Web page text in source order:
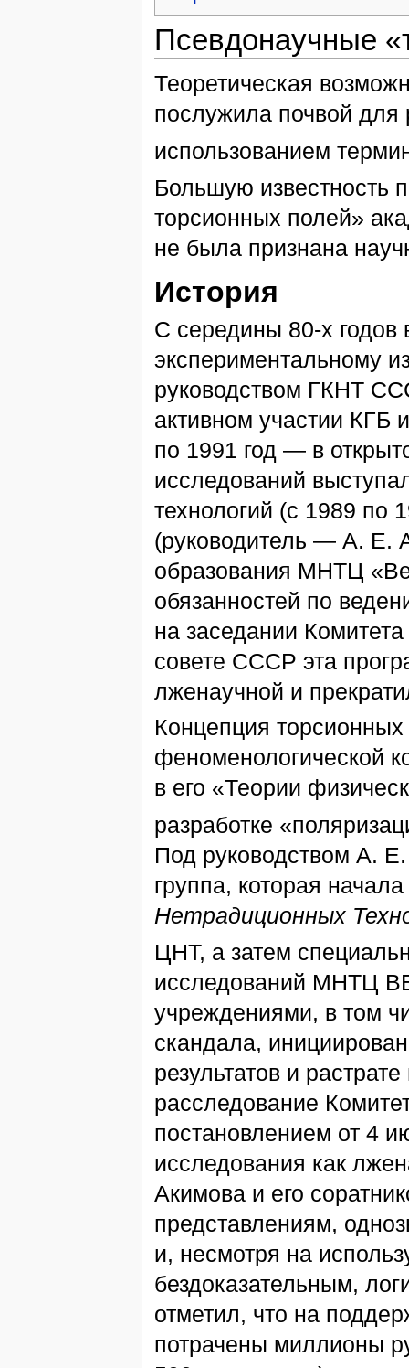
Псевдонаучные
Теоретическая
послужила почвой для
использованием
Большую известность
торсионных полей»
не была признана
История
С середины 80-х
экспериментальному
руководством ГКНТ
активном участии КГБ
по 1991 год — в
исследований
технологий (с 1989
(руководитель — А. Е.
образования МНТЦ
обязанностей по
на заседании
совете СССР эта
лженаучной и
Концепция
феноменологической
в его «Теории
разработке
Под руководством А.
группа, которая
Нетрадиционных
ЦНТ, а затем
исследований МНТЦ
учреждениями, в том
скандала,
результатов и
расследование
постановлением от 4
исследования как
Акимова и его
представлениям,
и, несмотря на
бездоказательным,
отметил, что на
потрачены миллионы